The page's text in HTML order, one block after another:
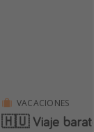
VACACIONES
🇭🇺 Viaje